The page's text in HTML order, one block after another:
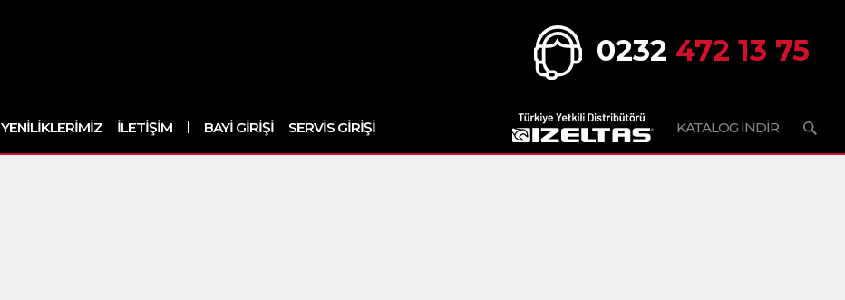
0232 472 13 75
YENILIKLERIMIZ İLETIŞIM | BAYI GIRIŞI SERVIS GIRIŞI KATALOG İNDİR